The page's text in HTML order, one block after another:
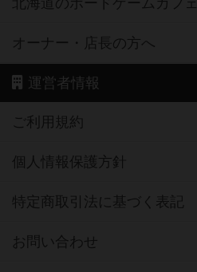
北海道のボードゲームカフェ
オーナー・店長の方へ
運営者情報
ご利用規約
個人情報保護方針
特定商取引法に基づく表記
お問い合わせ